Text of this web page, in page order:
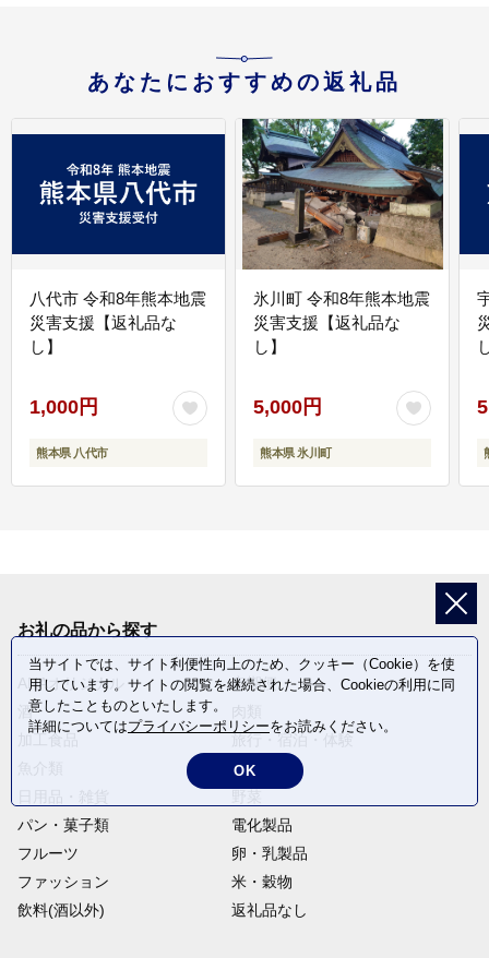
あなたにおすすめの返礼品
八代市 令和8年熊本地震
災害支援【返礼品な
し】
1,000円
熊本県 八代市
氷川町 令和8年熊本地震
災害支援【返礼品な
し】
5,000円
熊本県 氷川町
お礼の品から探す
ANAオリジナル
定期便
酒
旅行・宿泊・体験
麺類
パン・菓子類
電化製品
フルーツ
卵・乳製品
ファッション
米・穀物
飲料(酒以外)
返礼品なし
当サイトでは、サイト利便性向上のため、クッキー（Cookie）を使
用しています。サイトの閲覧を継続された場合、Cookieの利用に同
意したことものといたします。
詳細についてはプライバシーポリシーをお読みください。
OK